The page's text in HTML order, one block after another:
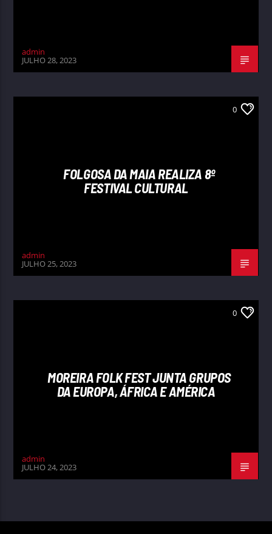
admin
JULHO 28, 2023
0
FOLGOSA DA MAIA REALIZA 8º
FESTIVAL CULTURAL
admin
JULHO 25, 2023
0
MOREIRA FOLK FEST JUNTA GRUPOS
DA EUROPA, ÁFRICA E AMÉRICA
admin
JULHO 24, 2023